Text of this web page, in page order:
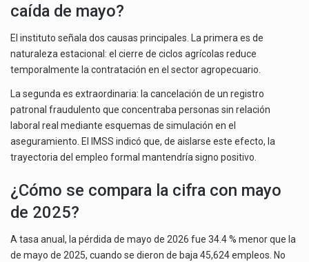
caída de mayo?
El instituto señala dos causas principales. La primera es de
naturaleza estacional: el cierre de ciclos agrícolas reduce
temporalmente la contratación en el sector agropecuario.
La segunda es extraordinaria: la cancelación de un registro
patronal fraudulento que concentraba personas sin relación
laboral real mediante esquemas de simulación en el
aseguramiento. El IMSS indicó que, de aislarse este efecto, la
trayectoria del empleo formal mantendría signo positivo.
¿Cómo se compara la cifra con mayo
de 2025?
A tasa anual, la pérdida de mayo de 2026 fue 34.4 % menor que la
de mayo de 2025, cuando se dieron de baja 45,624 empleos. No